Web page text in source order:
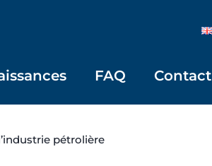
FAQ Contact
pétrolière